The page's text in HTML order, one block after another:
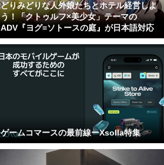
どりみどりな人外娘たちとホテル経営しよ
う！「クトゥルフ×美少女」テーマの
ADV『ヨグ=ソトースの庭』が日本語対応
ゲームコマースの最前線ーXsolla特集